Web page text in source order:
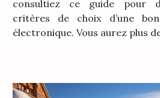
consultiez ce guide pour
critères de choix d’une
électronique. Vous aurez plus